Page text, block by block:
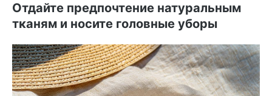
Отдайте предпочтение натуральным
тканям и носите головные уборы